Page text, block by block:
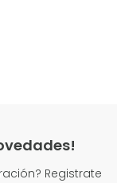
Registrate